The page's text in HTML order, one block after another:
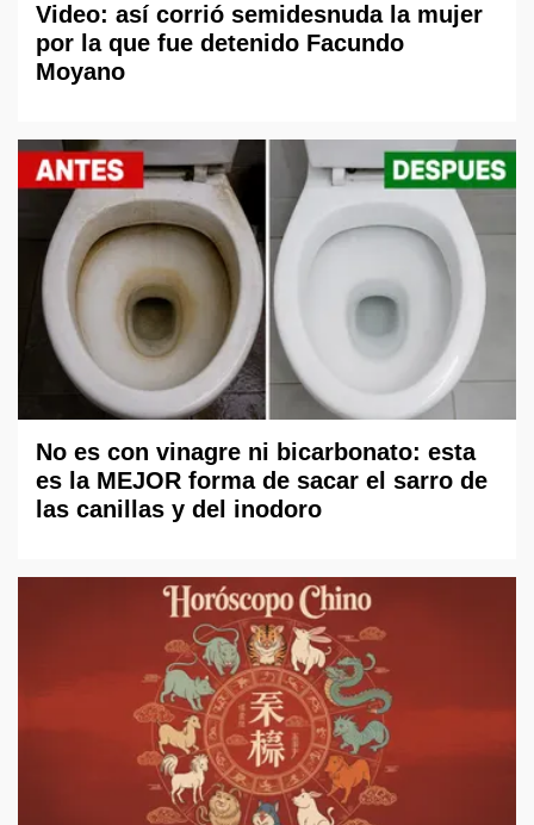
Video: así corrió semidesnuda la mujer
por la que fue detenido Facundo
Moyano
No es con vinagre ni bicarbonato: esta
es la MEJOR forma de sacar el sarro de
las canillas y del inodoro